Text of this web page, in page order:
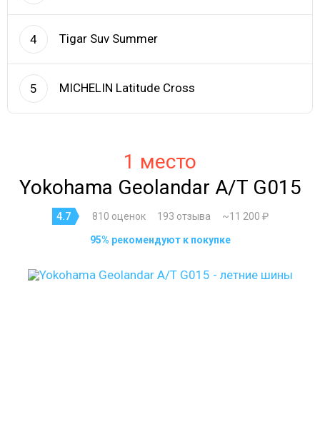
4 Tigar Suv Summer
5 MICHELIN Latitude Cross
1 место
Yokohama Geolandar A/T G015
4.7 810 оценок 193 отзыва ~11 200 ₽
95% рекомендуют к покупке